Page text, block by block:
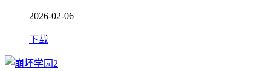
2026-02-06
下载